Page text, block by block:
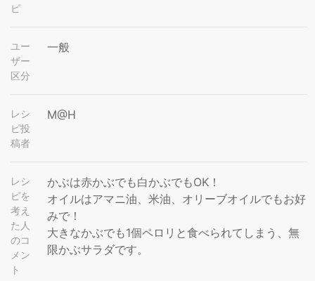
ピ
ユー
ザー
区分
一般
レシ
ピ投
稿者
M@H
レシ
ピを
考え
た人
のコ
メン
ト
かぶは赤かぶでも白かぶでもOK！
オイルはアマニ油、米油、オリーブオイルでもお好
みで！
大きなかぶでも1個ペロリと食べられてしまう、無
限かぶサラダです。